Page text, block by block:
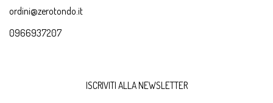
ordini@zerotondo.it
0966937207
ISCRIVITI ALLA NEWSLETTER